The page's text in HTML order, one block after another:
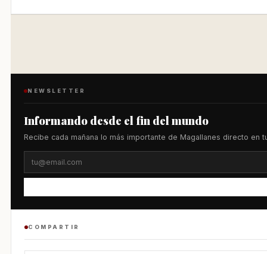
NEWSLETTER
Informando desde el fin del mundo
Recibe cada mañana lo más importante de Magallanes directo en
COMPARTIR